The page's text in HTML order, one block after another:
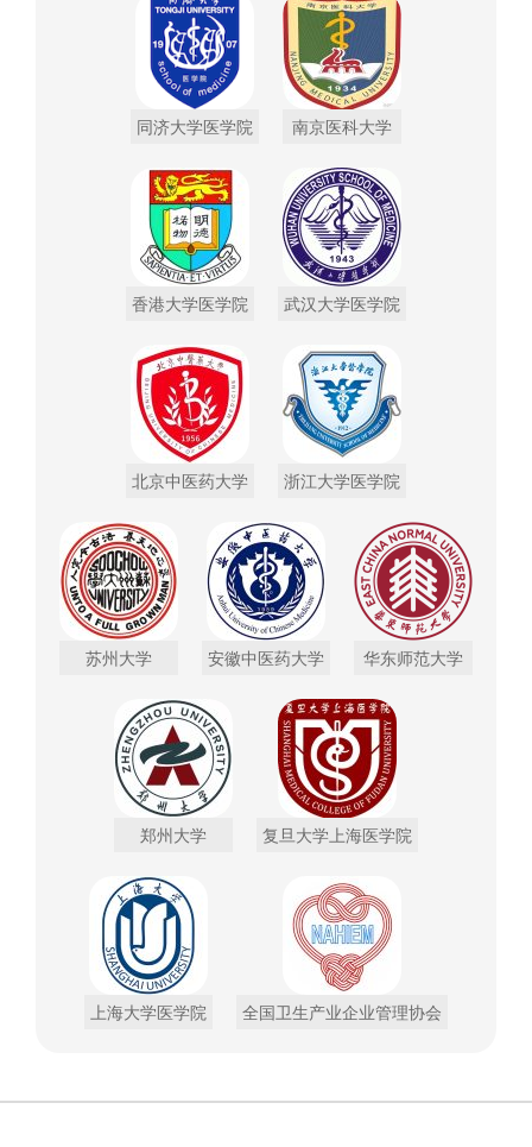
同济大学医学院 南京医科大学
香港大学医学院 武汉大学医学院
北京中医药大学 浙江大学医学院
苏州大学 安徽中医药大学 华东师范大学
郑州大学 复旦大学上海医学院
上海大学医学院 全国卫生产业企业管理协会